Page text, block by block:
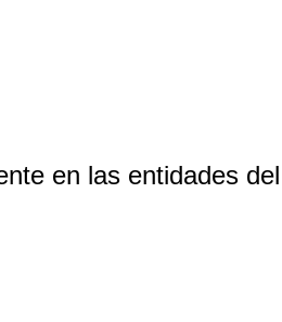
en las entidades